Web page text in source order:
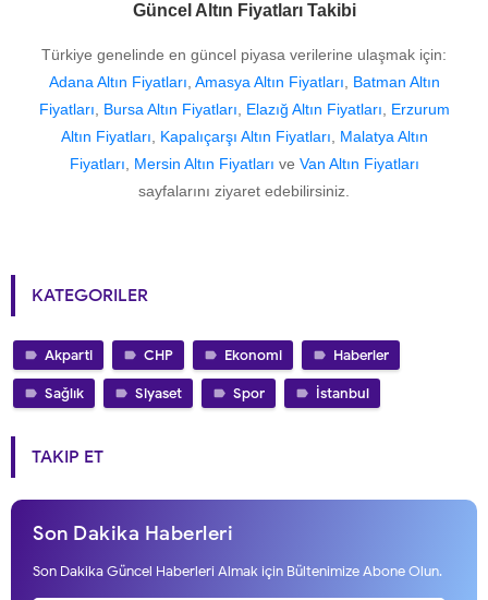
Güncel Altın Fiyatları Takibi
Türkiye genelinde en güncel piyasa verilerine ulaşmak için:
Adana Altın Fiyatları, Amasya Altın Fiyatları, Batman Altın
Fiyatları, Bursa Altın Fiyatları, Elazığ Altın Fiyatları, Erzurum
Altın Fiyatları, Kapalıçarşı Altın Fiyatları, Malatya Altın
Fiyatları, Mersin Altın Fiyatları ve Van Altın Fiyatları
sayfalarını ziyaret edebilirsiniz.
KATEGORILER
Akparti CHP Ekonomi Haberler
Sağlık Siyaset Spor İstanbul
TAKIP ET
Son Dakika Haberleri
Son Dakika Güncel Haberleri Almak için Bültenimize Abone Olun.